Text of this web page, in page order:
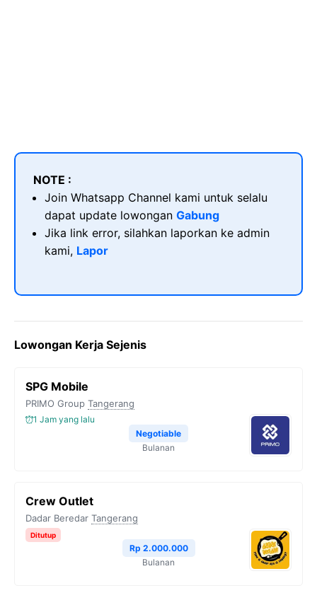
NOTE :
Join Whatsapp Channel kami untuk selalu
dapat update lowongan Gabung
Jika link error, silahkan laporkan ke admin
kami, Lapor
Lowongan Kerja Sejenis
SPG Mobile
PRIMO Group Tangerang
1 Jam yang lalu
Negotiable
Bulanan
Crew Outlet
Dadar Beredar Tangerang
Ditutup
Rp 2.000.000
Bulanan